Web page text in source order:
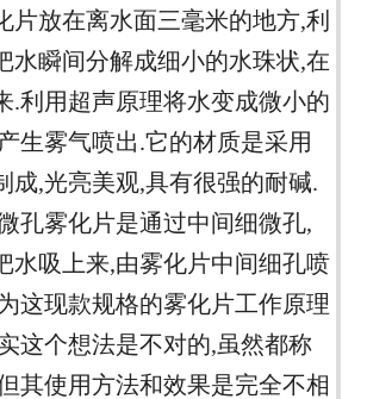
片放在离水面三毫米的地方,利
水瞬间分解成细小的水珠状,在
.利用超声原理将水变成微小的
生雾气喷出.它的材质是采用
成,光亮美观,具有很强的耐碱.
孔雾化片是通过中间细微孔,
水吸上来,由雾化片中间细孔喷
这现款规格的雾化片工作原理
这个想法是不对的,虽然都称
其使用方法和效果是完全不相